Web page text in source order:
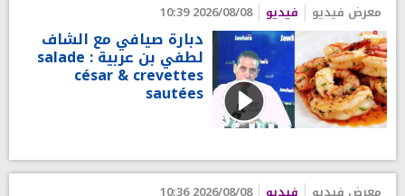
معرض فيديو فيديو 2026/08/08 10:39
دبارة صيافي مع الشاف
لطفي بن عربية : salade
césar & crevettes
sautées